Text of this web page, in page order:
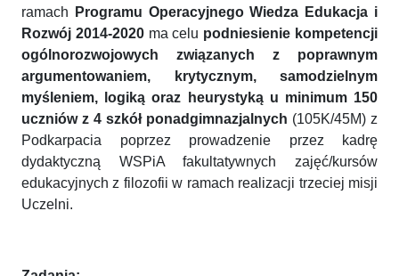
ramach
Programu Operacyjnego Wiedza Edukacja i
Rozwój 2014-2020ma celu podniesienie kompetencji
ogólnorozwojowych związanych z poprawnym
argumentowaniem, krytycznym,samodzielnym
myśleniem, logiką oraz heurystyką u minimum 150
uczniów z 4 szkół ponadgimnazjalnych (105K/45M) z
Podkarpacia poprzez prowadzenie przez kadrę
dydaktyczną WSPiA fakultatywnych zajęć/kursów
edukacyjnych z filozofii w ramach realizacji trzeciej misji
Uczelni.